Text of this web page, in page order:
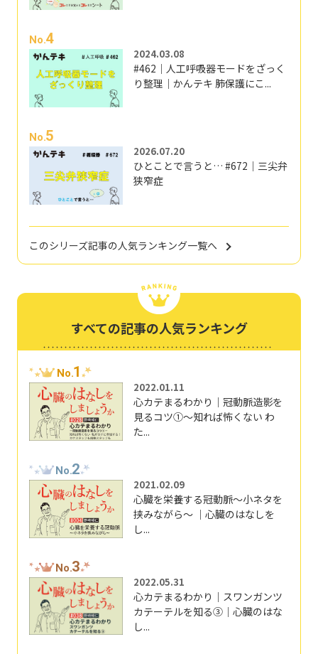
No.4
2024.03.08
#462｜人工呼吸器モードをざっく
り整理｜かんテキ 肺保護にこ...
No.5
2026.07.20
ひとことで言うと… #672｜三尖弁
狭窄症
このシリーズ記事の人気ランキング一覧へ
すべての記事の人気ランキング
No.1
2022.01.11
心カテまるわかり｜冠動脈造影を
見るコツ①～知れば怖くない わ
た...
No.2
2021.02.09
心臓を栄養する冠動脈～小ネタを
挟みながら～ ｜心臓のはなしを
し...
No.3
2022.05.31
心カテまるわかり｜スワンガンツ
カテーテルを知る③｜心臓のはな
し...